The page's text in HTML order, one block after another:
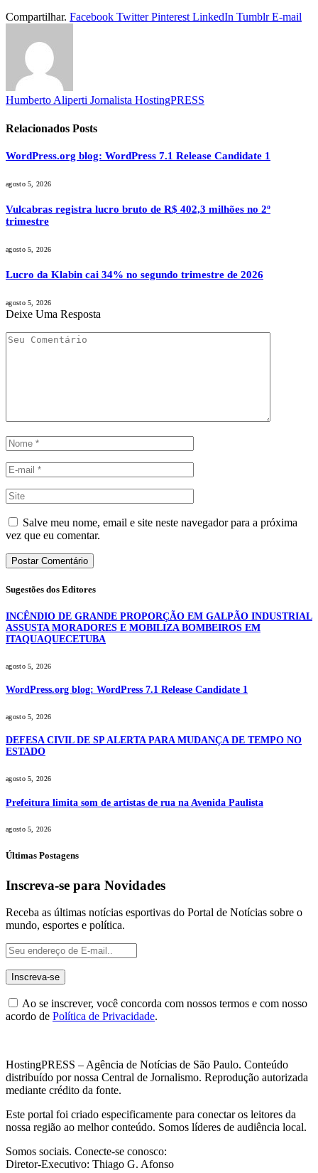
Compartilhar. Facebook Twitter Pinterest LinkedIn Tumblr E-mail
Humberto Aliperti Jornalista HostingPRESS
Relacionados Posts
WordPress.org blog: WordPress 7.1 Release Candidate 1
agosto 5, 2026
Vulcabras registra lucro bruto de R$ 402,3 milhões no 2º
trimestre
agosto 5, 2026
Lucro da Klabin cai 34% no segundo trimestre de 2026
agosto 5, 2026
Deixe Uma Resposta
Salve meu nome, email e site neste navegador para a próxima
vez que eu comentar.
Sugestões dos Editores
INCÊNDIO DE GRANDE PROPORÇÃO EM GALPÃO INDUSTRIAL
ASSUSTA MORADORES E MOBILIZA BOMBEIROS EM
ITAQUAQUECETUBA
agosto 5, 2026
WordPress.org blog: WordPress 7.1 Release Candidate 1
agosto 5, 2026
DEFESA CIVIL DE SP ALERTA PARA MUDANÇA DE TEMPO NO
ESTADO
agosto 5, 2026
Prefeitura limita som de artistas de rua na Avenida Paulista
agosto 5, 2026
Últimas Postagens
Inscreva-se para Novidades
Receba as últimas notícias esportivas do Portal de Notícias sobre o
mundo, esportes e política.
Ao se inscrever, você concorda com nossos termos e com nosso
acordo de Política de Privacidade.
HostingPRESS – Agência de Notícias de São Paulo. Conteúdo
distribuído por nossa Central de Jornalismo. Reprodução autorizada
mediante crédito da fonte.
Este portal foi criado especificamente para conectar os leitores da
nossa região ao melhor conteúdo. Somos líderes de audiência local.
Somos sociais. Conecte-se conosco:
Diretor-Executivo: Thiago G. Afonso